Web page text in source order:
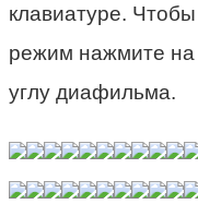
клавиатуре.
режим нажмите на
углу диафильма.